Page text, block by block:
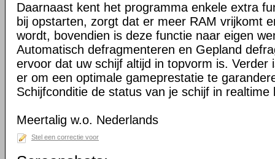
Daarnaast kent het programma enkele extra
bij opstarten, zorgt dat er meer RAM vrijkomt
wordt, bovendien is deze functie naar eigen
Automatisch defragmenteren en Gepland
ervoor dat uw schijf altijd in topvorm is. Verder
er om een optimale gameprestatie te
Schijfconditie de status van je schijf in realtime
Meertalig w.o. Nederlands
Stel een correctie voor